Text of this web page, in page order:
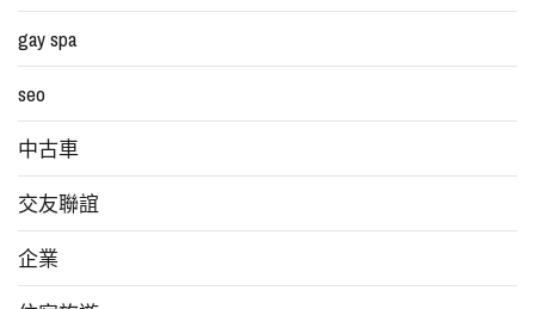
gay spa
seo
中古車
交友聯誼
企業